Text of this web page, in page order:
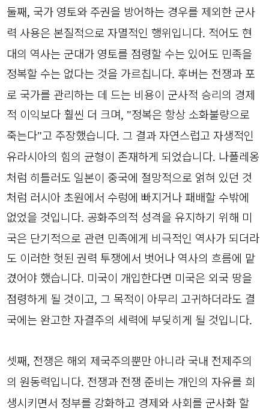
둘째, 국가 영토와 주권을 방어하는 경우를 제외한 군사
력 사용은 본질적으로 자멸적인 행위입니다. 적어도 현
대의 역사는 군대가 영토를 점령할 수는 있어도 민족을
정복할 수는 없다는 것을 가르칩니다. 후버는 전쟁과 포
로 국가를 관리하는 데 드는 비용이 군사적 승리의 경제
적 이익보다 훨씬 더 크며, "정복은 항상 소화불량으로
죽는다"고 주장했습니다. 그 결과 자연스럽고 자생적인
유라시아의 힘의 균형이 존재하게 되었습니다. 나폴레옹
처럼 히틀러도 일본이 중국에 절망적으로 얽혀 있던 것
처럼 러시아 초원에서 수렁에 빠지거나 패배할 수밖에
없었을 것입니다. 공화주의적 성격을 유지하기 위해 미
국은 단기적으로 관련 민족에게 비극적인 역사가 되더라
도 이러한 헛된 권력 투쟁에서 벗어나 역사의 흐름에 맡
겼어야 했습니다. 미국이 개입한다면 미국은 외국 땅을
점령하게 될 것이고, 그 목적이 아무리 고귀하더라도 결
국에는 완고한 자결주의 세력에 부딪히게 될 것입니다.
셋째, 전쟁은 해외 제국주의뿐만 아니라 국내 전제주의
의 원동력입니다. 전쟁과 전쟁 준비는 개인의 자유를 희
생시키면서 정부를 강화하고 경제와 사회를 군사화 할